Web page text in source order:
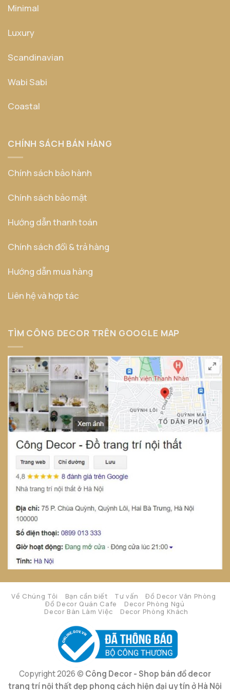
Minimal
Luxury
Scandinavian
Wabi Sabi
Coastal
CHÍNH SÁCH BÁN HÀNG
Chính sách bảo hành
Chính sách bảo mật
Hướng dẫn thanh toán
Chính sách đổi & trả hàng
Hướng dẫn mua hàng
Liên hệ và hợp tác
TÌM CÔNG DECOR TRÊN GOOGLE MAP
Về Chúng Tôi Bạn cần biết Tư vấn
Đồ Decor Văn Phòng
Đồ Decor Quán Cafe
Decor Phòng Ngủ
Decor Bàn Làm Việc
Decor Phòng Khách
Copyright 2026 © Công Decor - Shop bán đồ decor
trang trí nội thất đẹp phong cách hiện đại uy tín ở Hà Nội